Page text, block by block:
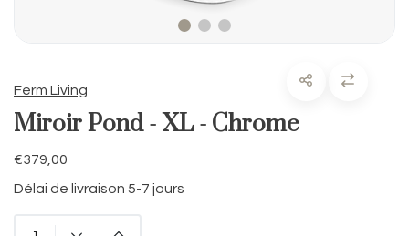
Ferm Living
Miroir Pond - XL - Chrome
€379,00
Délai de livraison 5-7 jours